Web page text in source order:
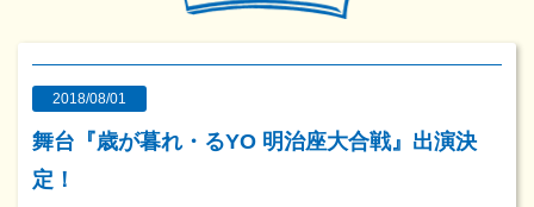
2018/08/01
舞台『歳が暮れ・るYO 明治座大合戦』出演決
定！